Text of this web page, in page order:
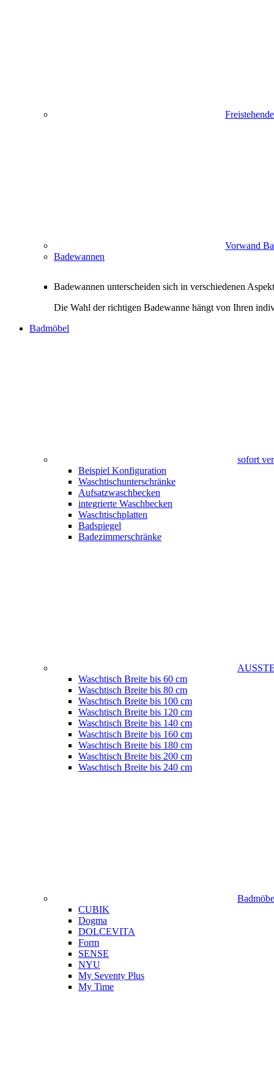
Vorwand
Badewannen
Badewannen unterscheiden sich in verschiedenen
Die Wahl der richtigen Badewanne hängt von Ihren
Badmöbel
sofort
Beispiel Konfiguration
Waschtischunterschränke
Aufsatzwaschbecken
integrierte Waschbecken
Waschtischplatten
Badspiegel
Badezimmerschränke
Waschtisch Breite bis 60 cm
Waschtisch Breite bis 80 cm
Waschtisch Breite bis 100 cm
Waschtisch Breite bis 120 cm
Waschtisch Breite bis 140 cm
Waschtisch Breite bis 160 cm
Waschtisch Breite bis 180 cm
Waschtisch Breite bis 200 cm
Waschtisch Breite bis 240 cm
CUBIK
Dogma
DOLCEVITA
Form
SENSE
NYU
My Seventy Plus
My Time